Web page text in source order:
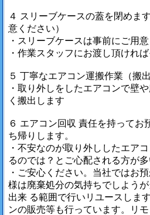
４ スリーブケースの蓋を閉めま
意ください）
・スリーブケースは事前にご用
・作業スタッフにお渡し頂けれ
５ 丁寧なエアコン運搬作業（搬出
・取り外しをしたエアコンで壁
く搬出します
６ エアコン回収 責任を持ってお
ち帰りします。
・不安なのが取り外ししたエア
るのでは？とご心配される方が
・ご安心ください。当社ではお
様は廃棄処分の気持ちでしよう
出来 る範囲で行いリユースしま
ンの販売等も行っています。リ